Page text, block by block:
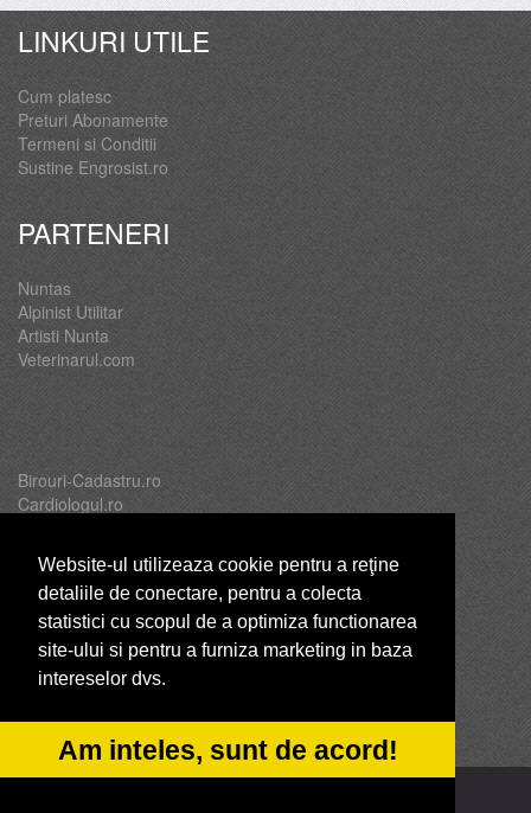
Website-ul utilizeaza cookie pentru a reţine
detaliile de conectare, pentru a colecta
statistici cu scopul de a optimiza functionarea
site-ului si pentru a furniza marketing in baza
intereselor dvs.
Am inteles, sunt de acord!
LINKURI UTILE
Cum platesc
Preturi Abonamente
Termeni si Conditii
Sustine Engrosist.ro
PARTENERI
Nuntas
Alpinist Utilitar
Artisti Nunta
Veterinarul.com
Birouri-Cadastru.ro
Cardiologul.ro
Brutari
Club de Sport
CentruInchirieri.ro
© 2014-2026 -